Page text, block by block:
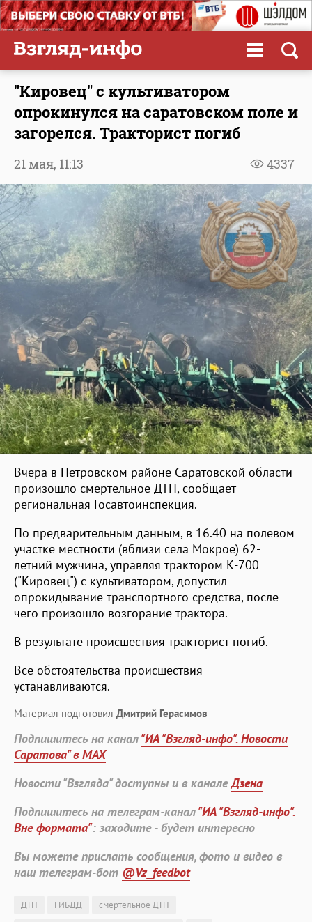
"Кировец" с культиватором
опрокинулся на саратовском поле и
загорелся. Тракторист погиб
4337
21 мая, 11:13
Вчера в Петровском районе Саратовской области
произошло смертельное ДТП, сообщает
региональная Госавтоинспекция.
По предварительным данным, в 16.40 на полевом
участке местности (вблизи села Мокрое) 62-
летний мужчина, управляя трактором К-700
("Кировец") с культиватором, допустил
опрокидывание транспортного средства, после
чего произошло возгорание трактора.
В результате происшествия тракторист погиб.
Все обстоятельства происшествия
устанавливаются.
Материал подготовил Дмитрий Герасимов
Подпишитесь на канал"ИА "Взгляд-инфо". Новости
Саратова" в MAX
Новости "Взгляда" доступны и в каналеДзена
Подпишитесь на телеграм-канал"ИА "Взгляд-инфо".
Вне формата": заходите - будет интересно
Вы можете прислать сообщения, фото и видео в
наш телеграм-бот @Vz_feedbot
ДТП ГИБДД
смертельное ДТП